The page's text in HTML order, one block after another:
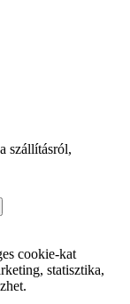
szállításról,
cookie-kat
statisztika,